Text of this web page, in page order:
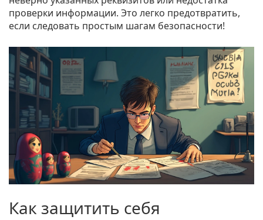
проверки информации. Это легко предотвратить,
если следовать простым шагам безопасности!
Как защитить себя